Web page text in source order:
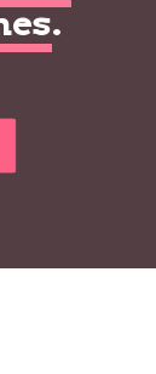
.